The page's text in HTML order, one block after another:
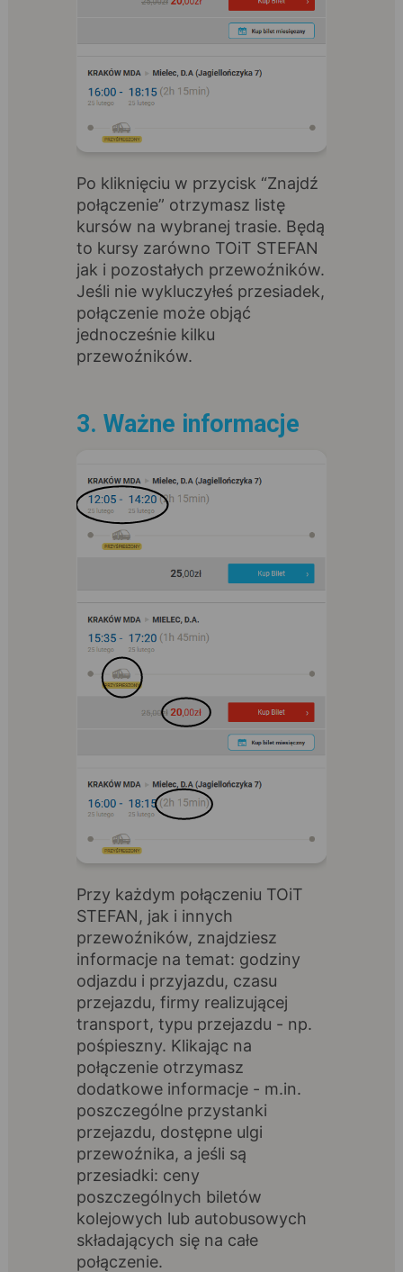
Po kliknięciu w przycisk “Znajdź
połączenie” otrzymasz listę
kursów na wybranej trasie. Będą
to kursy zarówno TOiT STEFAN
jak i pozostałych przewoźników.
Jeśli nie wykluczyłeś przesiadek,
połączenie może objąć
jednocześnie kilku
przewoźników.
3. Ważne informacje
Przy każdym połączeniu TOiT
STEFAN, jak i innych
przewoźników, znajdziesz
informacje na temat: godziny
odjazdu i przyjazdu, czasu
przejazdu, firmy realizującej
transport, typu przejazdu - np.
pośpieszny. Klikając na
połączenie otrzymasz
dodatkowe informacje - m.in.
poszczególne przystanki
przejazdu, dostępne ulgi
przewoźnika, a jeśli są
przesiadki: ceny
poszczególnych biletów
kolejowych lub autobusowych
składających się na całe
połączenie.